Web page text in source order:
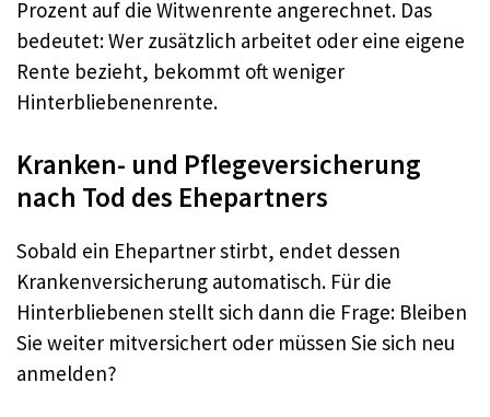
Prozent auf die Witwenrente angerechnet. Das
bedeutet: Wer zusätzlich arbeitet oder eine eigene
Rente bezieht, bekommt oft weniger
Hinterbliebenenrente.
Kranken- und Pflegeversicherung
nach Tod des Ehepartners
Sobald ein Ehepartner stirbt, endet dessen
Krankenversicherung automatisch. Für die
Hinterbliebenen stellt sich dann die Frage: Bleiben
Sie weiter mitversichert oder müssen Sie sich neu
anmelden?